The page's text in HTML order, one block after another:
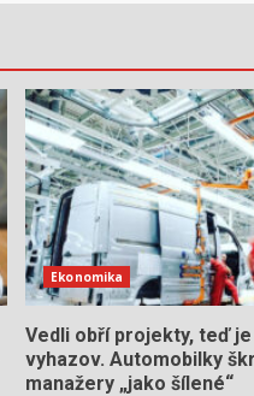
Ekonomika
Vedli obří projekty, teď
vyhazov. Automobilky
manažery „jako šílené“